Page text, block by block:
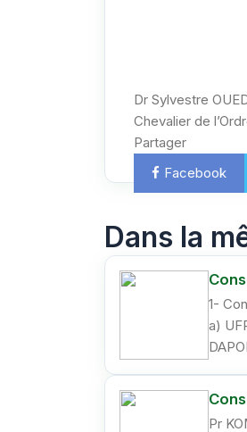
Dr Sylvestre
Chevalier de
Partager
Facebook
Dans la
1-
a)
Pr